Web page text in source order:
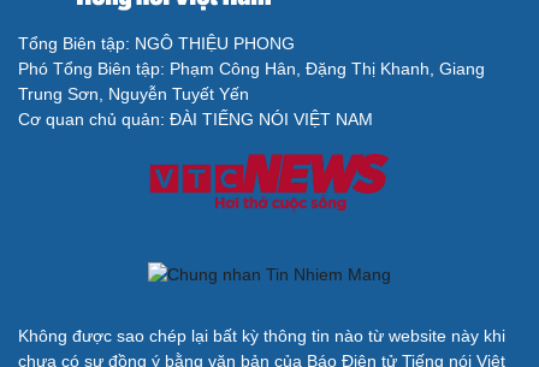
Tổng Biên tập: NGÔ THIỆU PHONG
Phó Tổng Biên tập: Phạm Công Hân, Đặng Thị Khanh, Giang
Trung Sơn, Nguyễn Tuyết Yến
Cơ quan chủ quản: ĐÀI TIẾNG NÓI VIỆT NAM
Không được sao chép lại bất kỳ thông tin nào từ website này khi
chưa có sự đồng ý bằng văn bản của Báo Điện tử Tiếng nói Việt